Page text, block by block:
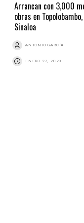
Arrancan con 3,000
obras en Topolobambo,
Sinaloa
ANTONIO GARCÍA
ENERO 27, 2020